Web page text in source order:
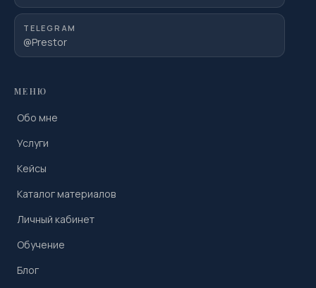
TELEGRAM
@Prestor
МЕНЮ
Обо мне
Услуги
Кейсы
Каталог материалов
Личный кабинет
Обучение
Блог